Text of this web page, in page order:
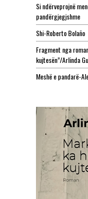
Si ndërveprojnë
pandërgjegjshme
Shi-Roberto Bolaño
Fragment nga
kujtesën”/Arlinda
Meshë e pandarë-